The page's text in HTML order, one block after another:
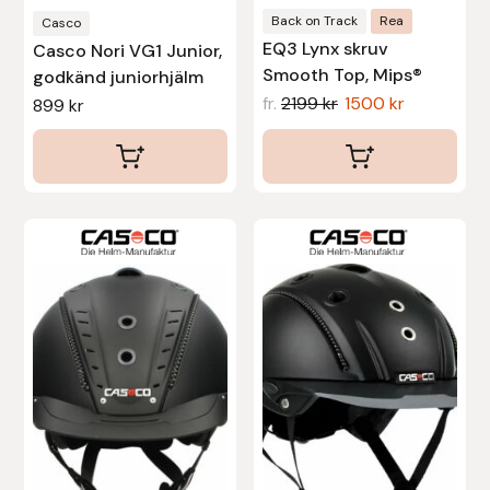
Casco
Casco Nori VG1 Junior,
godkänd juniorhjälm
899kr
produktsidan
Back on Track Rea
EQ3 Lynx skruv
Smooth Top, Mips®
fr. 2199kr 1500 kr
produktsidan
produkten
har
varianter.
De
olika
alternativen
produkten
varianter.
De
olika
alternativen
Leovet
Lippo
Mias Ridsport
Mountain Horse
Muck Boot Company
Mustad